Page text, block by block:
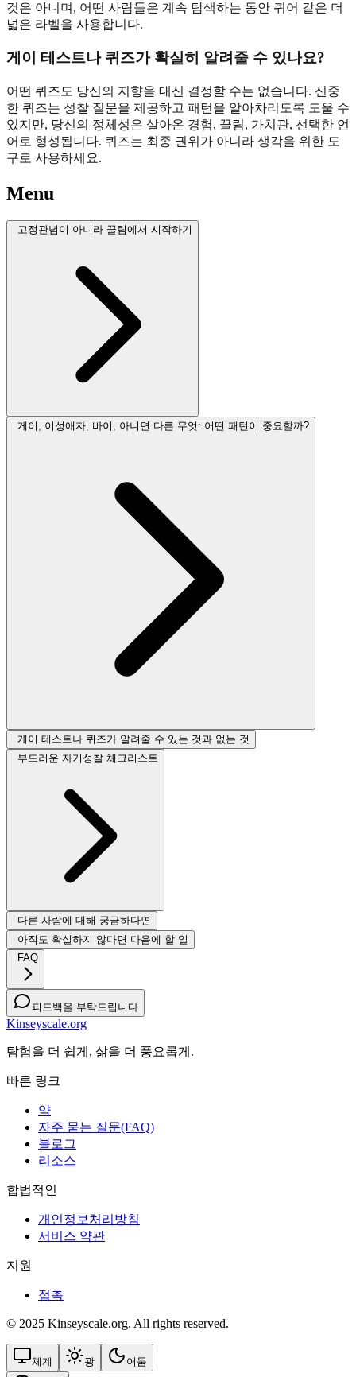
것은 아니며, 어떤 사람들은 계속 탐색하는 동안 퀴어 같은 더
넓은 라벨을 사용합니다.
게이 테스트나 퀴즈가 확실히 알려줄 수 있나요?
어떤 퀴즈도 당신의 지향을 대신 결정할 수는 없습니다. 신중
한 퀴즈는 성찰 질문을 제공하고 패턴을 알아차리도록 도울 수
있지만, 당신의 정체성은 살아온 경험, 끌림, 가치관, 선택한 언
어로 형성됩니다. 퀴즈는 최종 권위가 아니라 생각을 위한 도
구로 사용하세요.
Menu
고정관념이 아니라 끌림에서 시작하기
게이, 이성애자, 바이, 아니면 다른 무엇: 어떤 패턴이 중요할까?
게이 테스트나 퀴즈가 알려줄 수 있는 것과 없는 것
부드러운 자기성찰 체크리스트
다른 사람에 대해 궁금하다면
아직도 확실하지 않다면 다음에 할 일
FAQ
피드백을 부탁드립니다
Kinseyscale.org
탐험을 더 쉽게, 삶을 더 풍요롭게.
빠른 링크
약
자주 묻는 질문(FAQ)
블로그
리소스
합법적인
개인정보처리방침
서비스 약관
지원
접촉
© 2025 Kinseyscale.org. All rights reserved.
체계 광 어둠